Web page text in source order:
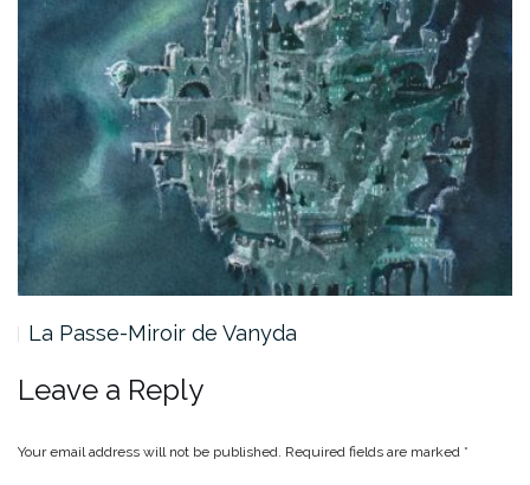
La Passe-Miroir de Vanyda
Leave a Reply
Your email address will not be published. Required fields are marked *